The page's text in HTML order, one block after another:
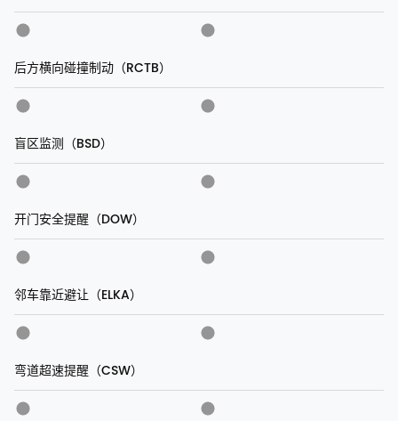
后方横向碰撞制动（RCTB）
盲区监测（BSD）
开门安全提醒（DOW）
邻车靠近避让（ELKA）
弯道超速提醒（CSW）